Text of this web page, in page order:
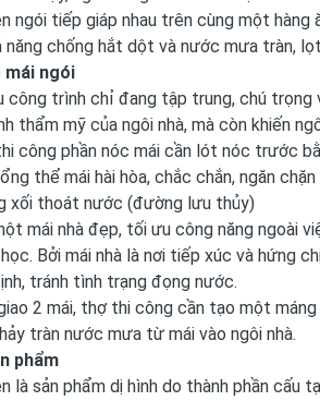
ngói tiếp giáp nhau trên cùng một
năng chống hắt dột và nước mưa tràn,
mái ngói
công trình chỉ đang tập trung, chú trọng
thẩm mỹ của ngôi nhà, mà còn khiến
công phần nóc mái cần lót nóc trước
thể mái hài hòa, chắc chắn, ngăn
xối thoát nước (đường lưu thủy)
mái nhà đẹp, tối ưu công năng ngoài
Bởi mái nhà là nơi tiếp xúc và hứng
tránh tình trạng đọng nước.
2 mái, thợ thi công cần tạo một
tràn nước mưa từ mái vào ngôi nhà.
phẩm
là sản phẩm dị hình do thành phần